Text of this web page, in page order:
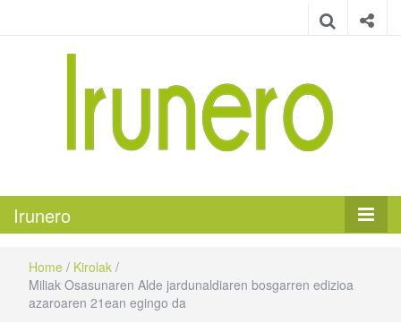
Irunero
Home / Kirolak /
Miliak Osasunaren Alde jardunaldiaren bosgarren edizioa
azaroaren 21ean egingo da